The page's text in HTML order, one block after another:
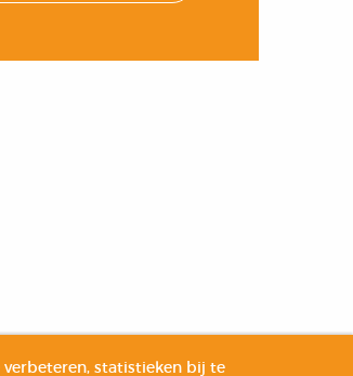
© 2026 Autisme Jonge Kind
statistieken bij te